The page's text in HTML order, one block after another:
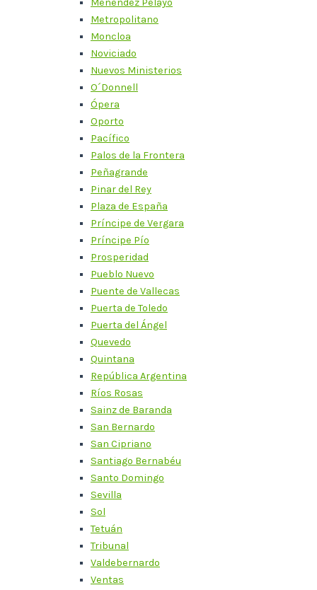
Menéndez Pelayo
Metropolitano
Moncloa
Noviciado
Nuevos Ministerios
O´Donnell
Ópera
Oporto
Pacífico
Palos de la Frontera
Peñagrande
Pinar del Rey
Plaza de España
Príncipe de Vergara
Príncipe Pío
Prosperidad
Pueblo Nuevo
Puente de Vallecas
Puerta de Toledo
Puerta del Ángel
Quevedo
Quintana
República Argentina
Ríos Rosas
Sainz de Baranda
San Bernardo
San Cipriano
Santiago Bernabéu
Santo Domingo
Sevilla
Sol
Tetuán
Tribunal
Valdebernardo
Ventas